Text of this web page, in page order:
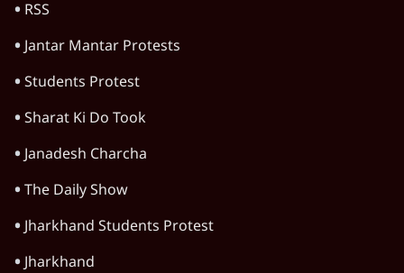
RSS
Jantar Mantar Protests
Students Protest
Sharat Ki Do Took
Janadesh Charcha
The Daily Show
Jharkhand Students Protest
Jharkhand